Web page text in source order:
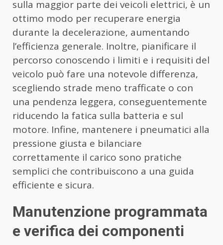
sulla maggior parte dei veicoli elettrici, è un
ottimo modo per recuperare energia
durante la decelerazione, aumentando
l’efficienza generale. Inoltre, pianificare il
percorso conoscendo i limiti e i requisiti del
veicolo può fare una notevole differenza,
scegliendo strade meno trafficate o con
una pendenza leggera, conseguentemente
riducendo la fatica sulla batteria e sul
motore. Infine, mantenere i pneumatici alla
pressione giusta e bilanciare
correttamente il carico sono pratiche
semplici che contribuiscono a una guida
efficiente e sicura.
Manutenzione programmata
e verifica dei componenti